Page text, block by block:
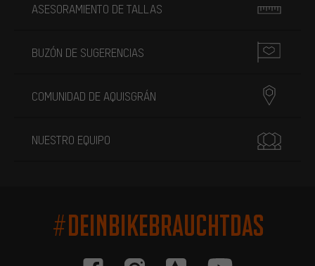
ASESORAMIENTO DE TALLAS
BUZÓN DE SUGERENCIAS
COMUNIDAD DE AQUISGRÁN
NUESTRO EQUIPO
#DEINBIKEBRAUCHTDAS